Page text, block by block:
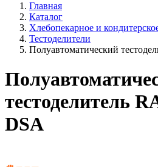
Главная
Каталог
Хлебопекарное и
Тестоделители
Полуавтоматический
тестоделитель
DSA